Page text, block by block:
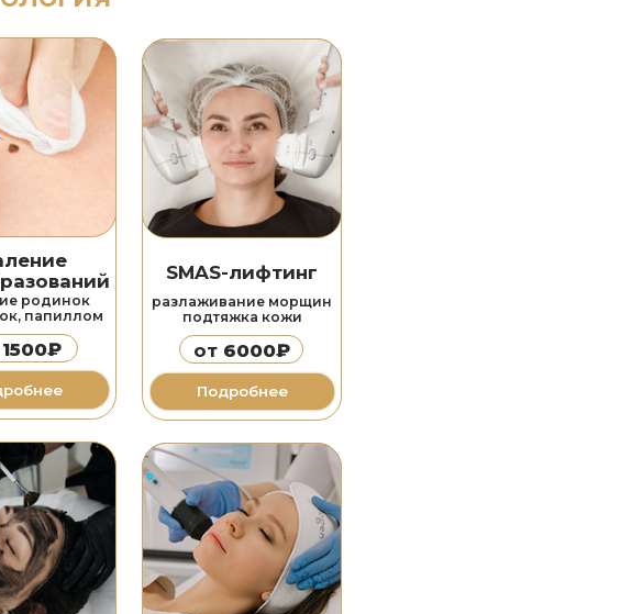
Подробнее
Подробнее
от8800₽
от 6000₽
коррекция морщин
экспресс омоложение
разлаживание морщин
подтяжка кожи
Омоложение
GENEO+